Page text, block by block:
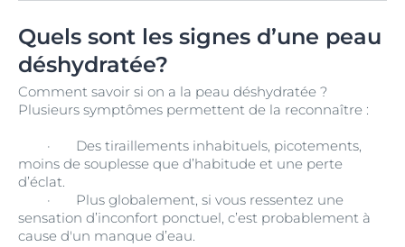
Quels sont les signes d’une peau
déshydratée?
Comment savoir si on a la peau déshydratée ?
Plusieurs symptômes permettent de la reconnaître :
·
Des tiraillements inhabituels, picotements,
moins de souplesse que d’habitude et une perte
d’éclat.
·
Plus globalement, si vous ressentez une
sensation d’inconfort ponctuel, c’est probablement à
cause d'un manque d’eau.